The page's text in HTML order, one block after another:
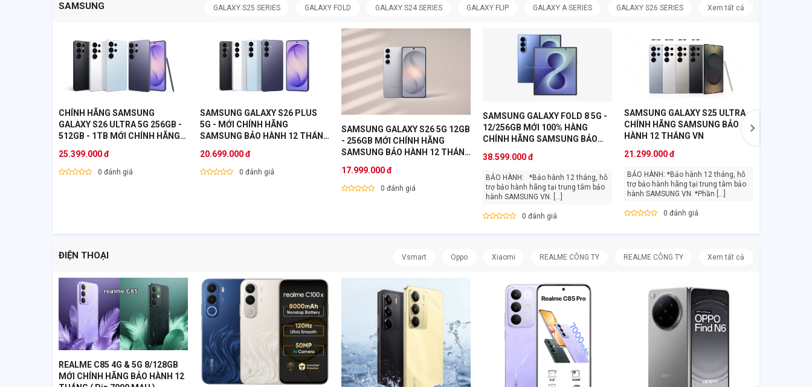
SAMSUNG GALAXY S25 SERIES GALAXY FOLD GALAXY S24 SERIES GALAXY FLIP GALAXY A SERIES GALAXY S26 SERIES Xem tất cả
CHÍNH HÃNG SAMSUNG
GALAXY S26 ULTRA 5G 256GB -
512GB - 1TB MỚI CHÍNH HÃNG
VN
25.399.000 đ
0 đánh giá
SAMSUNG GALAXY S26 PLUS
5G - MỚI CHÍNH HÃNG
SAMSUNG BẢO HÀNH 12 THÁNG
20.699.000 đ
0 đánh giá
SAMSUNG GALAXY S26 5G 12GB
- 256GB MỚI CHÍNH HÃNG
SAMSUNG BẢO HÀNH 12 THÁNG
17.999.000 đ
0 đánh giá
SAMSUNG GALAXY FOLD 8 5G -
12/256GB MỚI 100% HÀNG
CHÍNH HÃNG SAMSUNG BẢO
38.599.000 đ
BẢO HÀNH: *Bảo hành 12 tháng, hỗ
trợ bảo hành hãng tại trung tâm bảo
0 đánh giá
SAMSUNG GALAXY S25 ULTRA
CHÍNH HÃNG SAMSUNG BẢO
HÀNH 12 THÁNG VN
21.299.000 đ
BẢO HÀNH: *Bảo hành 12 tháng, hỗ
trợ bảo hành hãng tại trung tâm bảo
hành SAMSUNG VN. *Phần [...]
0 đánh giá
ĐIỆN THOẠI Vsmart Oppo Xiaomi REALME CÔNG TY REALME CÔNG TY Xem tất cả
REALME C85 4G & 5G 8/128GB
MỚI CHÍNH HÃNG BẢO HÀNH 12